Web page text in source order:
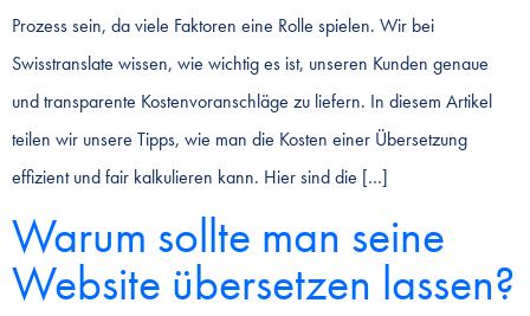
Prozess sein, da viele Faktoren eine Rolle spielen. Wir bei
Swisstranslate wissen, wie wichtig es ist, unseren Kunden genaue
und transparente Kostenvoranschläge zu liefern. In diesem Artikel
teilen wir unsere Tipps, wie man die Kosten einer Übersetzung
effizient und fair kalkulieren kann. Hier sind die […]
Warum sollte man seine
Website übersetzen lassen?